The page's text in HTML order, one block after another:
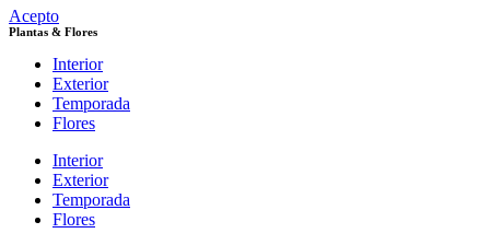
Acepto
Plantas & Flores
Interior
Exterior
Temporada
Flores
Interior
Exterior
Temporada
Flores